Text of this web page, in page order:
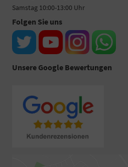
Samstag 10:00-13:00 Uhr
Folgen Sie uns
Unsere Google Bewertungen